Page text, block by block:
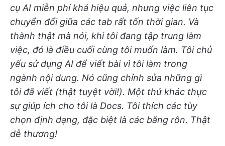
cụ AI miễn phí khá hiệu quả, nhưng việc liên tục
chuyển đổi giữa các tab rất tốn thời gian. Và
thành thật mà nói, khi tôi đang tập trung làm
việc, đó là điều cuối cùng tôi muốn làm. Tôi chủ
yếu sử dụng AI để viết bài vì tôi làm trong
ngành nội dung. Nó cũng chỉnh sửa những gì
tôi đã viết (thật tuyệt vời!). Một thứ khác thực
sự giúp ích cho tôi là Docs. Tôi thích các tùy
chọn định dạng, đặc biệt là các băng rôn. Thật
dễ thương!